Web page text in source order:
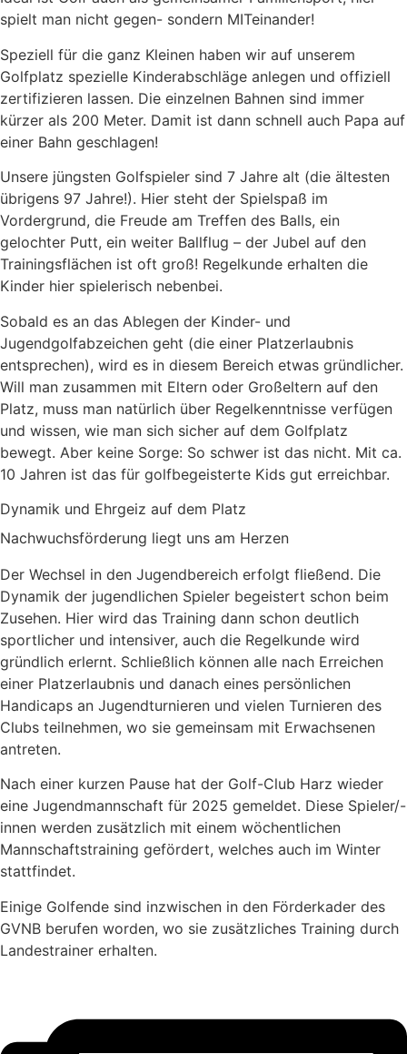
spielt man nicht gegen- sondern MITeinander!
Speziell für die ganz Kleinen haben wir auf unserem
Golfplatz spezielle Kinderabschläge anlegen und offiziell
zertifizieren lassen. Die einzelnen Bahnen sind immer
kürzer als 200 Meter. Damit ist dann schnell auch Papa auf
einer Bahn geschlagen!
Unsere jüngsten Golfspieler sind 7 Jahre alt (die ältesten
übrigens 97 Jahre!). Hier steht der Spielspaß im
Vordergrund, die Freude am Treffen des Balls, ein
gelochter Putt, ein weiter Ballflug – der Jubel auf den
Trainingsflächen ist oft groß! Regelkunde erhalten die
Kinder hier spielerisch nebenbei.
Sobald es an das Ablegen der Kinder- und
Jugendgolfabzeichen geht (die einer Platzerlaubnis
entsprechen), wird es in diesem Bereich etwas gründlicher.
Will man zusammen mit Eltern oder Großeltern auf den
Platz, muss man natürlich über Regelkenntnisse verfügen
und wissen, wie man sich sicher auf dem Golfplatz
bewegt. Aber keine Sorge: So schwer ist das nicht. Mit ca.
10 Jahren ist das für golfbegeisterte Kids gut erreichbar.
Dynamik und Ehrgeiz auf dem Platz
Nachwuchsförderung liegt uns am Herzen
Der Wechsel in den Jugendbereich erfolgt fließend. Die
Dynamik der jugendlichen Spieler begeistert schon beim
Zusehen. Hier wird das Training dann schon deutlich
sportlicher und intensiver, auch die Regelkunde wird
gründlich erlernt. Schließlich können alle nach Erreichen
einer Platzerlaubnis und danach eines persönlichen
Handicaps an Jugendturnieren und vielen Turnieren des
Clubs teilnehmen, wo sie gemeinsam mit Erwachsenen
antreten.
Nach einer kurzen Pause hat der Golf-Club Harz wieder
eine Jugendmannschaft für 2025 gemeldet. Diese Spieler/-
innen werden zusätzlich mit einem wöchentlichen
Mannschaftstraining gefördert, welches auch im Winter
stattfindet.
Einige Golfende sind inzwischen in den Förderkader des
GVNB berufen worden, wo sie zusätzliches Training durch
Landestrainer erhalten.